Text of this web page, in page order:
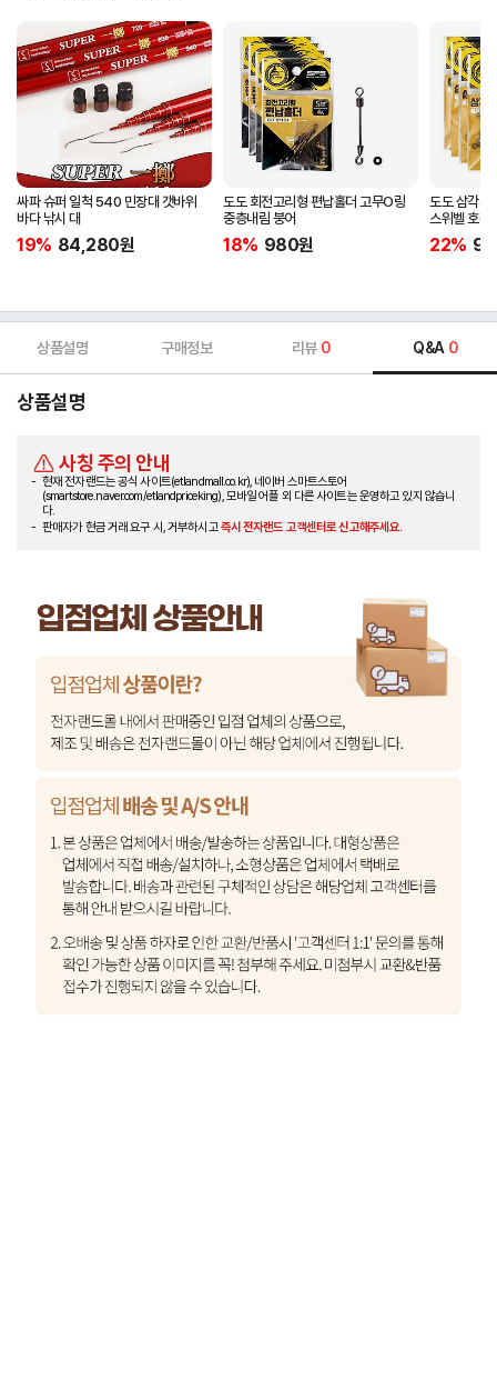
싸파 슈퍼 일척 540 민장대 갯바위
바다 낚시 대
19% 84,280원
도도 회전고리형 편납홀더 고무O링
중층내림 붕어
18% 980원
도도 삼각회
스위벨 호래
22%
상품설명 구매정보 리뷰 0 Q&A 0
상품설명
사칭 주의 안내
현재 전자랜드는 공식 사이트(etlandmall.co.kr), 네이버 스마트스토어
(smartstore.naver.com/etlandpriceking), 모바일 어플 외 다른 사이트는 운영하고 있지 않습니
다.
판매자가 현금 거래 요구 시, 거부하시고즉시 전자랜드 고객센터로 신고해주세요.